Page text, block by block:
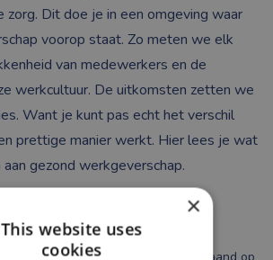
zorg. Dit doe je in een omgeving waar
voorop staat. Zo meten we elk
van medewerkers en de
werkcultuur. De uitkomsten zetten we
Want je kunt pas echt het verschil
prettige manier werkt. Hier lees je wat
gezond werkgeverschap.
jou:
de € 5.886 en € 8.412 bruto per maand op
×
This website uses
cookies